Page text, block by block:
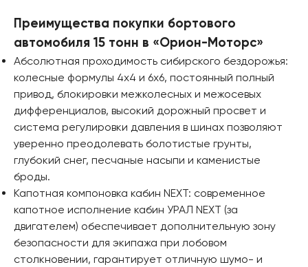
Преимущества покупки бортового
автомобиля 15 тонн в «Орион-Моторс»
Абсолютная проходимость сибирского бездорожья:
колесные формулы 4х4 и 6х6, постоянный полный
привод, блокировки межколесных и межосевых
дифференциалов, высокий дорожный просвет и
система регулировки давления в шинах позволяют
уверенно преодолевать болотистые грунты,
глубокий снег, песчаные насыпи и каменистые
броды.
Капотная компоновка кабин NEXT: современное
капотное исполнение кабин УРАЛ NEXT (за
двигателем) обеспечивает дополнительную зону
безопасности для экипажа при лобовом
столкновении, гарантирует отличную шумо- и